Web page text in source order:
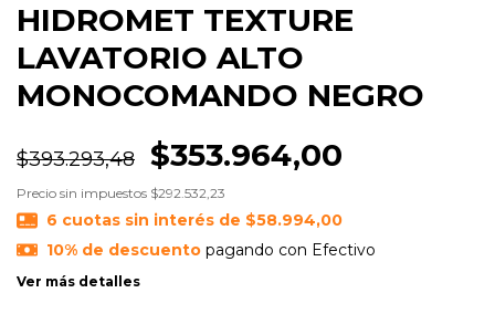
HIDROMET TEXTURE
LAVATORIO ALTO
MONOCOMANDO NEGRO
$393.293,48 $353.964,00
Precio sin impuestos $292.532,23
6 cuotas sin interés de $58.994,00
10% de descuentopagando con Efectivo
Ver más detalles